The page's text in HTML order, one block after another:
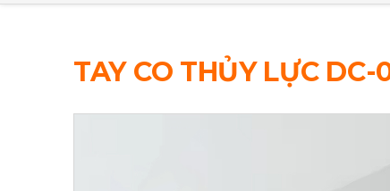
TAY CO THỦY LỰC DC-